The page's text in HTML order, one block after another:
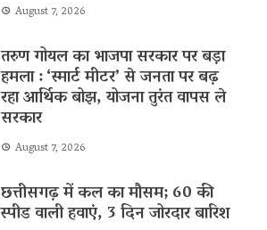
August 7, 2026
तरुण गोयल का भाजपा सरकार पर बड़ा
हमला : ‘स्मार्ट मीटर’ से जनता पर बढ़
रहा आर्थिक बोझ, योजना तुरंत वापस ले
सरकार
August 7, 2026
छत्तीसगढ़ में कल का मौसम; 60 की
स्पीड वाली हवाएं, 3 दिन जोरदार बारिश